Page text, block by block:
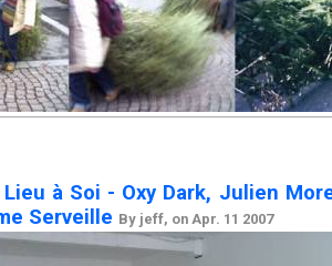
à Soi - Oxy Dark, Julien
Serveille By jeff, on Apr. 11 2007